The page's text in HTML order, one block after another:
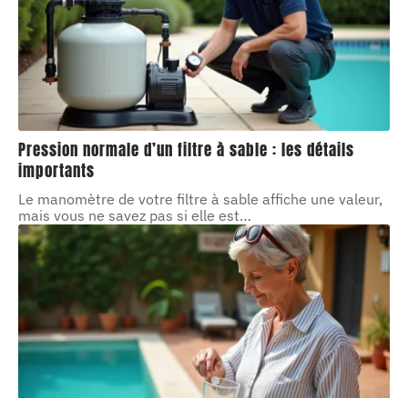
Pression normale d’un filtre à sable : les détails
importants
Le manomètre de votre filtre à sable affiche une valeur,
mais vous ne savez pas si elle est…